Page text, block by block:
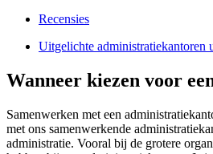
Recensies
Uitgelichte administratiekantoren
Wanneer kiezen voor
Samenwerken met een
met ons samenwerkende
administratie. Vooral bij de grotere